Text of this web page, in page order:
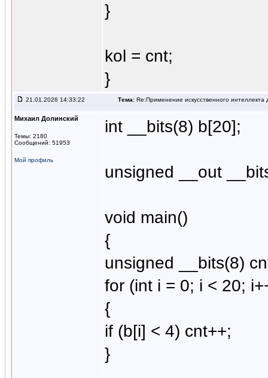
}
kol = cnt;
}
21.01.2026 14:33:22 Тема: Re:Применение искусственного
Михаил Долинский
Темы: 2180
Сообщений: 51953
Мой профиль
int __bits(8) b[20];
unsigned __out
void main()
{
unsigned __bits(8)
for (int i = 0; i < 20;
{
if (b[i] < 4) cnt++;
}